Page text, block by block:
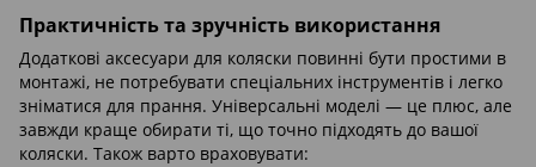
Практичність та зручність використання
Додаткові аксесуари для коляски повинні бути простими в
монтажі, не потребувати спеціальних інструментів і легко
зніматися для прання. Універсальні моделі — це плюс, але
завжди краще обирати ті, що точно підходять до вашої
коляски. Також варто враховувати: